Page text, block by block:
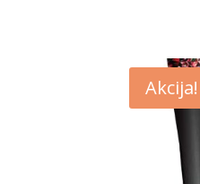
Akcija!